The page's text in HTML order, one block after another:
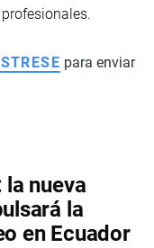
para enviar
nueva
la
en Ecuador